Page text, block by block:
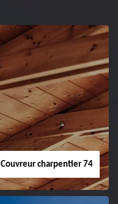
Couvreur charpentier 74